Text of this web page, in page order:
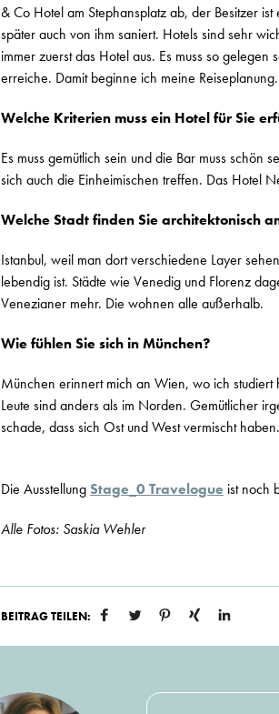
& Co Hotel am Stephansplatz ab, der Besitzer
später auch von ihm saniert. Hotels sind sehr
immer zuerst das Hotel aus. Es muss so
erreiche. Damit beginne ich meine Reiseplanung.
Welche Kriterien muss ein Hotel für Sie
Es muss gemütlich sein und die Bar muss
sich auch die Einheimischen treffen. Das Hotel
Welche Stadt finden Sie architektonisch
Istanbul, weil man dort verschiedene Layer
lebendig ist. Städte wie Venedig und Florenz
Venezianer mehr. Die wohnen alle außerhalb.
Wie fühlen Sie sich in München?
München erinnert mich an Wien, wo ich studiert
Leute sind anders als im Norden. Gemütlicher
schade, dass sich Ost und West vermischt
Die AusstellungStage_0 Travelogue ist noch
Alle Fotos: Saskia Wehler
BEITRAG TEILEN: